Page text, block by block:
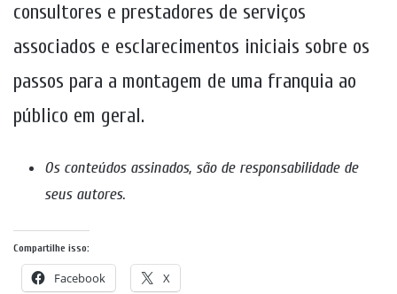
consultores e prestadores de serviços
associados e esclarecimentos iniciais sobre os
passos para a montagem de uma franquia ao
público em geral.
Os conteúdos assinados, são de responsabilidade de
seus autores.
Compartilhe isso:
Facebook X